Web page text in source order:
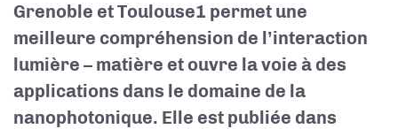
Grenoble et Toulouse1 permet une
meilleure compréhension de l’interaction
lumière – matière et ouvre la voie à des
applications dans le domaine de la
nanophotonique. Elle est publiée dans